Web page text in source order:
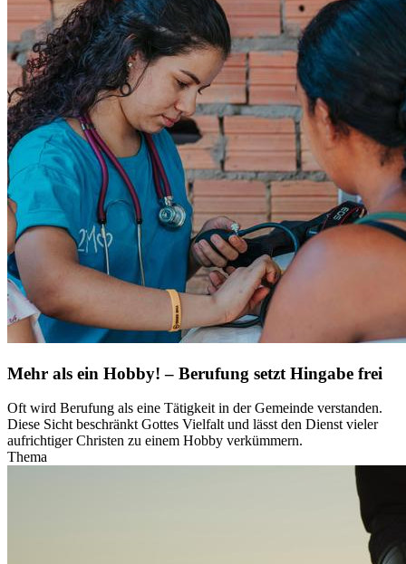
Mehr als ein Hobby! – Berufung setzt Hingabe frei
Oft wird Berufung als eine Tätigkeit in der Gemeinde verstanden.
Diese Sicht beschränkt Gottes Vielfalt und lässt den Dienst vieler
aufrichtiger Christen zu einem Hobby verkümmern.
Thema